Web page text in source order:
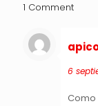
1 Comment
6
Como